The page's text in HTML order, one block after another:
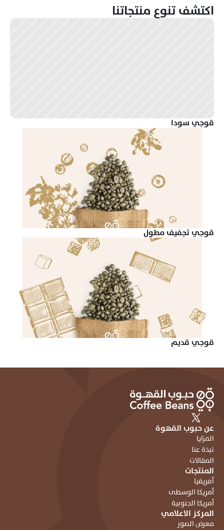
اكتشف تنوع منتجاتنا
قوجي سودا
قوجي تجفيف مطول
قوجي قديم
المركز الاعلامي
معرض الصور
المنتجات
أفريقيا
أمريكا الوسطى
أمريكا الجنوبية
عن حبوب القهوة
المزايا
نبذة عنا
المقالات